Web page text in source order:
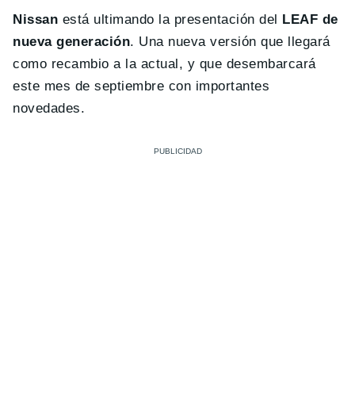
Nissan está ultimando la presentación del LEAF de
nueva generación. Una nueva versión que llegará
como recambio a la actual, y que desembarcará
este mes de septiembre con importantes
novedades.